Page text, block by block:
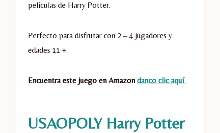
películas de Harry Potter.
Perfecto para disfrutar con 2 – 4 jugadores y
edades 11 +.
Encuentra este juego en Amazon danco clic aquí
USAOPOLY Harry Potter